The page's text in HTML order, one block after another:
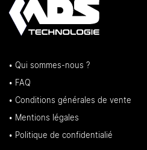
• Qui sommes-nous ?
• FAQ
• Conditions générales de vente
• Mentions légales
• Politique de confidentialié